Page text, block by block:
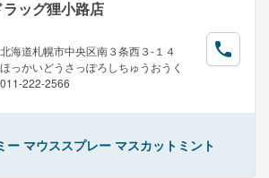
ッグ狸小路店
北海道札幌市中央区南３条西３-１４
ほっかいどうさっぽろしちゅうおうく
011-222-2566
ー マウススプレー マスカットミント